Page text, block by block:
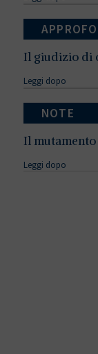
Il giudizio di
Leggi dopo
NOTE
Il
Leggi dopo